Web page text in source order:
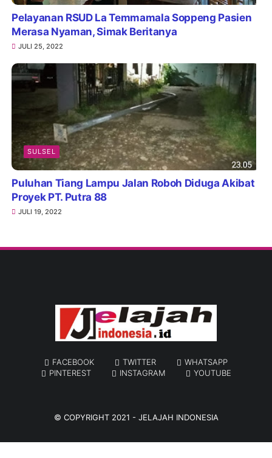
Pelayanan RSUD La Temmamala Soppeng Pasien
Merasa Nyaman, Simak Beritanya
JULI 25, 2022
SULSEL
Puluhan Tiang Lampu Jalan Roboh Diduga Akibat
Proyek PT. Putra 88
JULI 19, 2022
FACEBOOK TWITTER
WHATSAPP
PINTEREST
INSTAGRAM YOUTUBE
© COPYRIGHT 2021 - JELAJAH INDONESIA